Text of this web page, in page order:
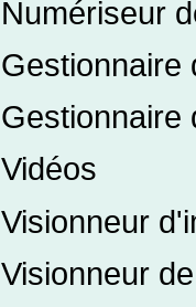
Numériseur
Gestionnaire
Gestionnaire
Vidéos
Visionneur
Visionneur